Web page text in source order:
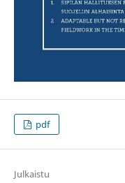
pdf
Julkaistu